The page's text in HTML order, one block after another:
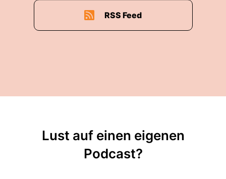
RSS Feed
Lust auf einen eigenen
Podcast?